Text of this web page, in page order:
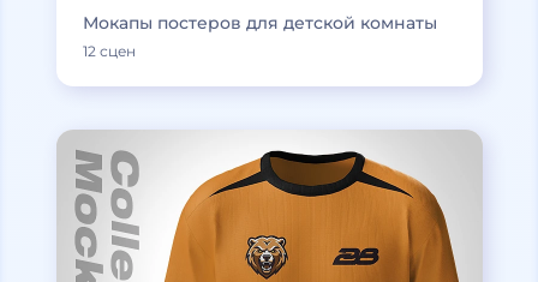
Мокапы постеров для детской комнаты
12 сцен